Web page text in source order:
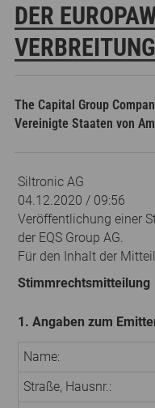
ER
ERBREITUNG
The Capital Group
Vereinigte Staaten von
Siltronic AG
04.12.2020 / 09:56
Veröffentlichung einer
der EQS Group AG.
Für den Inhalt der
Stimmrechtsmitteilung
1. Angaben zum
Name:
Straße, Hausnr.: